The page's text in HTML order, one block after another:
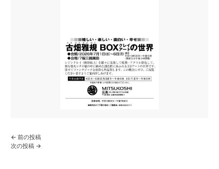
投
稿
← 前の投稿
次の投稿 →